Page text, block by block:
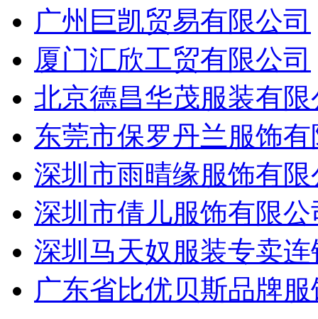
广州巨凯贸易有限公司
厦门汇欣工贸有限公司
北京德昌华茂服装有限
东莞市保罗丹兰服饰
深圳市雨晴缘服饰有限
深圳市倩儿服饰有限公
深圳马天奴服装专卖
广东省比优贝斯品牌